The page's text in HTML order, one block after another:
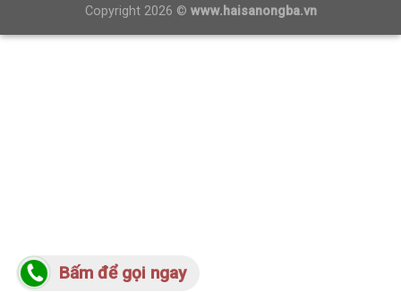
Copyright 2026 © www.haisanongba.vn
Bấm để gọi ngay